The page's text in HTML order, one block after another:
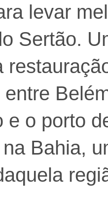
levar
Sertão.
entre
e o porto
Bahia,